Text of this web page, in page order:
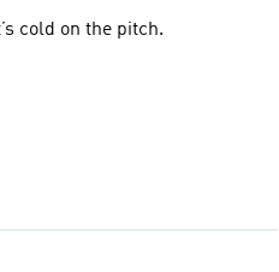
cold on the pitch.